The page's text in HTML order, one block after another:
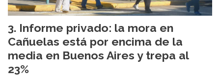
Informe privado: la mora en
Cañuelas está por encima de la
media en Buenos Aires y trepa al
23%